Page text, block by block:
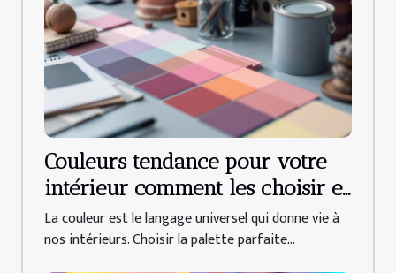
Couleurs tendance pour votre
intérieur comment les choisir et
les associer
La couleur est le langage universel qui donne vie à
nos intérieurs. Choisir la palette parfaite...